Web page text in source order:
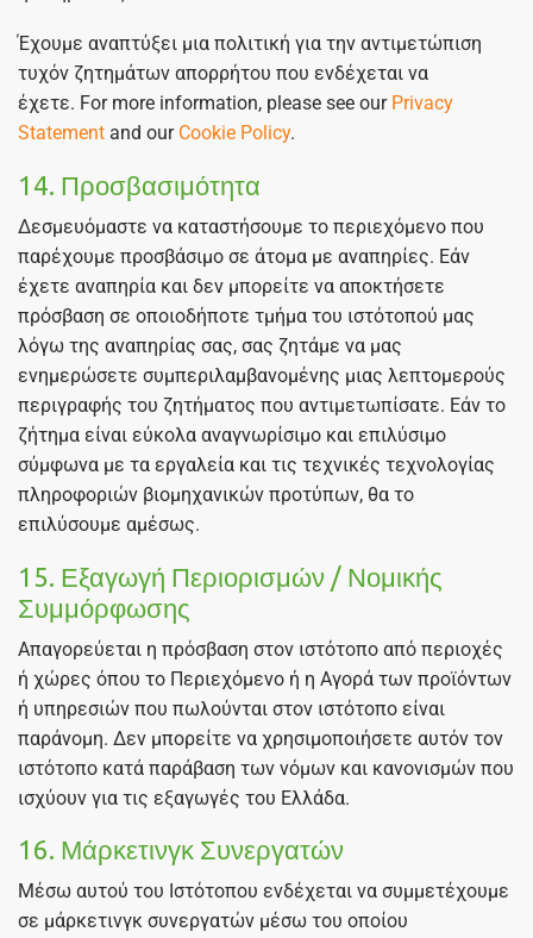
Έχουμε αναπτύξει μια πολιτική για την αντιμετώπιση
τυχόν ζητημάτων απορρήτου που ενδέχεται να
έχετε. For more information, please see our Privacy
Statement and our Cookie Policy.
14. Προσβασιμότητα
Δεσμευόμαστε να καταστήσουμε το περιεχόμενο που
παρέχουμε προσβάσιμο σε άτομα με αναπηρίες. Εάν
έχετε αναπηρία και δεν μπορείτε να αποκτήσετε
πρόσβαση σε οποιοδήποτε τμήμα του ιστότοπού μας
λόγω της αναπηρίας σας, σας ζητάμε να μας
ενημερώσετε συμπεριλαμβανομένης μιας λεπτομερούς
περιγραφής του ζητήματος που αντιμετωπίσατε. Εάν το
ζήτημα είναι εύκολα αναγνωρίσιμο και επιλύσιμο
σύμφωνα με τα εργαλεία και τις τεχνικές τεχνολογίας
πληροφοριών βιομηχανικών προτύπων, θα το
επιλύσουμε αμέσως.
15. Εξαγωγή Περιορισμών / Νομικής
Συμμόρφωσης
Απαγορεύεται η πρόσβαση στον ιστότοπο από περιοχές
ή χώρες όπου το Περιεχόμενο ή η Αγορά των προϊόντων
ή υπηρεσιών που πωλούνται στον ιστότοπο είναι
παράνομη. Δεν μπορείτε να χρησιμοποιήσετε αυτόν τον
ιστότοπο κατά παράβαση των νόμων και κανονισμών που
ισχύουν για τις εξαγωγές του Ελλάδα.
16. Μάρκετινγκ Συνεργατών
Μέσω αυτού του Ιστότοπου ενδέχεται να συμμετέχουμε
σε μάρκετινγκ συνεργατών μέσω του οποίου